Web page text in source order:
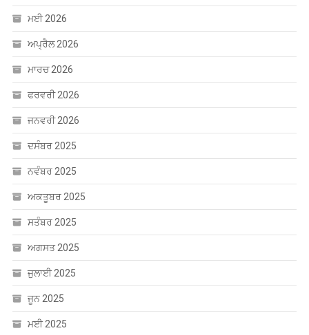
ਮਈ 2026
ਅਪ੍ਰੈਲ 2026
ਮਾਰਚ 2026
ਫਰਵਰੀ 2026
ਜਨਵਰੀ 2026
ਦਸੰਬਰ 2025
ਨਵੰਬਰ 2025
ਅਕਤੂਬਰ 2025
ਸਤੰਬਰ 2025
ਅਗਸਤ 2025
ਜੁਲਾਈ 2025
ਜੂਨ 2025
ਮਈ 2025